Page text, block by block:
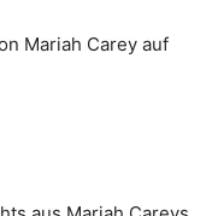
Mariah Carey auf